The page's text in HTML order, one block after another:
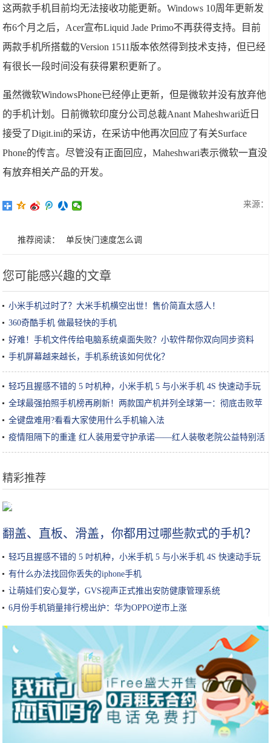
这两款手机目前均无法接收功能更新。Windows 10周年更新发
布6个月之后，Acer宣布Liquid Jade Primo不再获得支持。目前
两款手机所搭载的Version 1511版本依然得到技术支持，但已经
有很长一段时间没有获得累积更新了。
虽然微软WindowsPhone已经停止更新，但是微软并没有放弃他
的手机计划。日前微软印度分公司总裁Anant Maheshwari近日
接受了Digit.ini的采访，在采访中他再次回应了有关Surface
Phone的传言。尽管没有正面回应，Maheshwari表示微软一直没
有放弃相关产品的开发。
来源：
推荐阅读： 单反快门速度怎么调
您可能感兴趣的文章
小米手机过时了？大米手机横空出世！售价简直太感人！
360奇酷手机 做最轻快的手机
好难！手机文件传给电脑系统桌面失败？小软件帮你双向同步资料
手机屏幕越来越长，手机系统该如何优化？
轻巧且握感不错的 5 吋机种，小米手机 5 与小米手机 4S 快速动手玩
全球最强拍照手机榜再刷新！两款国产机并列全球第一：彻底击败苹
果
全键盘难用?看看大家使用什么手机输入法
疫情阻隔下的重逢 红人装用爱守护承诺——红人装敬老院公益特别活
动
精彩推荐
新宝骏RM-5，集SUV与MPV优势于一身，不到8万，11月份销量第四
翻盖、直板、滑盖，你都用过哪些款式的手机？
轻巧且握感不错的 5 吋机种，小米手机 5 与小米手机 4S 快速动手玩
有什么办法找回你丢失的iphone手机
让萌娃们安心复学，GVS视声正式推出安防健康管理系统
6月份手机销量排行榜出炉：华为OPPO逆市上涨